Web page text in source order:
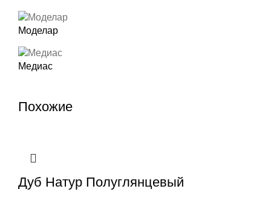
Моделар
Медиас
Похожие
Дуб Натур Полуглянцевый